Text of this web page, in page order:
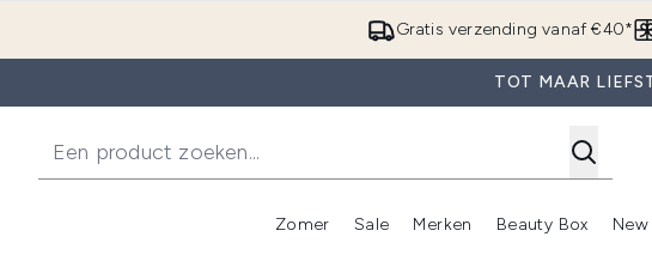
Gratis verzending vanaf €40*
TOT MAAR
Zomer
Enter submenu (Zomer)
Sale
Enter submenu (Sale)
Merken
Enter
Beauty Box